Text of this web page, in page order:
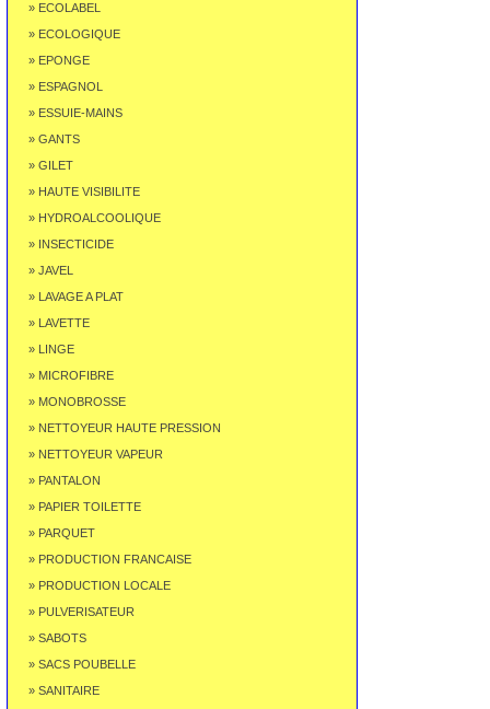
» ECOLABEL
» ECOLOGIQUE
» EPONGE
» ESPAGNOL
» ESSUIE-MAINS
» GANTS
» GILET
» HAUTE VISIBILITE
» HYDROALCOOLIQUE
» INSECTICIDE
» JAVEL
» LAVAGE A PLAT
» LAVETTE
» LINGE
» MICROFIBRE
» MONOBROSSE
» NETTOYEUR HAUTE PRESSION
» NETTOYEUR VAPEUR
» PANTALON
» PAPIER TOILETTE
» PARQUET
» PRODUCTION FRANCAISE
» PRODUCTION LOCALE
» PULVERISATEUR
» SABOTS
» SACS POUBELLE
» SANITAIRE